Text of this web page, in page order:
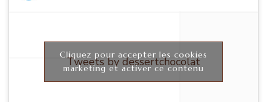
Tweets by dessertchocolat
Cliquez pour accepter les cookies
marketing et activer ce contenu